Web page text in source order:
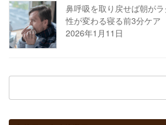
鼻呼吸を取り戻せば朝が
性が変わる寝る前3分ケア
2026年1月11日